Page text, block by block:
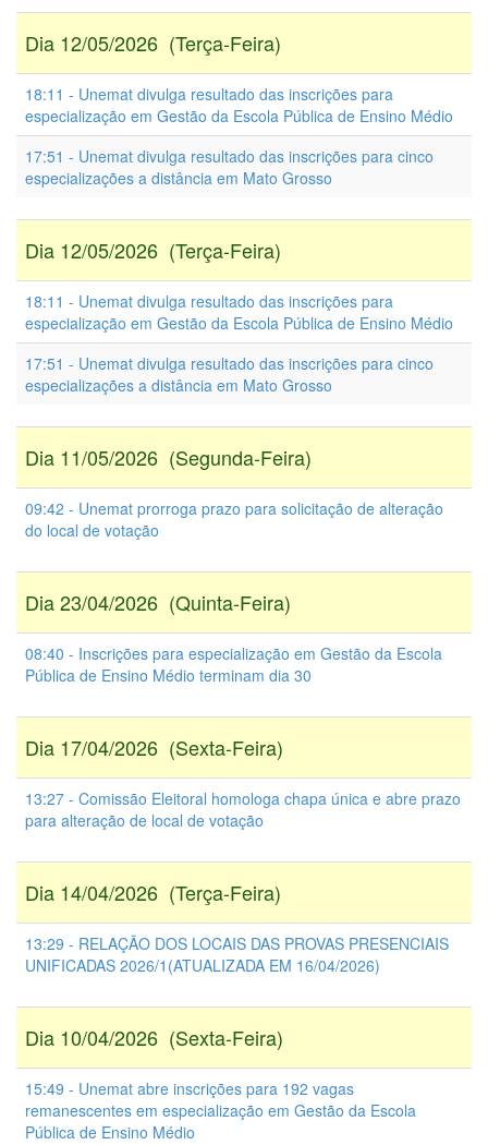
Dia 12/05/2026 (Terça-Feira)
18:11 - Unemat divulga resultado das inscrições para
especialização em Gestão da Escola Pública de Ensino Médio
17:51 - Unemat divulga resultado das inscrições para cinco
especializações a distância em Mato Grosso
Dia 12/05/2026 (Terça-Feira)
18:11 - Unemat divulga resultado das inscrições para
especialização em Gestão da Escola Pública de Ensino Médio
17:51 - Unemat divulga resultado das inscrições para cinco
especializações a distância em Mato Grosso
Dia 11/05/2026 (Segunda-Feira)
09:42 - Unemat prorroga prazo para solicitação de alteração
do local de votação
Dia 23/04/2026 (Quinta-Feira)
08:40 - Inscrições para especialização em Gestão da Escola
Pública de Ensino Médio terminam dia 30
Dia 17/04/2026 (Sexta-Feira)
13:27 - Comissão Eleitoral homologa chapa única e abre prazo
para alteração de local de votação
Dia 14/04/2026 (Terça-Feira)
13:29 - RELAÇÃO DOS LOCAIS DAS PROVAS PRESENCIAIS
UNIFICADAS 2026/1(ATUALIZADA EM 16/04/2026)
Dia 10/04/2026 (Sexta-Feira)
15:49 - Unemat abre inscrições para 192 vagas
remanescentes em especialização em Gestão da Escola
Pública de Ensino Médio